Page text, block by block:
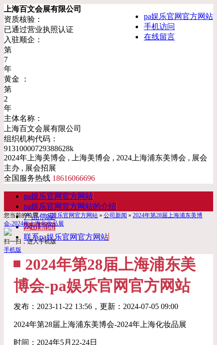
pa娱乐官网官方网站
手机访问
在线留言
上海百文会展有限公司
资质核验：
已通过营业执照认证
入驻顺企：
第
7
年
黄金 ：
第
2
年
主体名称：
上海百文会展有限公司
组织机构代码：
91310000729388628k
2024年上海美博会 , 上海美博会 , 2024上海浦东美博会 , 展会
主办 , 展会招展
全国服务热线 18616066696
pa娱乐官网官方网站
pa娱乐官网官方网站的介绍
产品供应
公司新闻
联系pa娱乐官网官方网站
您当前的位置：pa娱乐官网官方网站 » 公司新闻 » 2024年第28届上海浦东美博
会-2024年上海化妆品展
扫一扫，进入手机版
手机版
2024年第28届上海浦东美
博会-pa娱乐官网官方网站
发布： 2023-11-22 13:56 ，更新： 2024-07-05 09:00
2024年第28届上海浦东美博会-2024年上海化妆品展
时间：2024年5月22-24日